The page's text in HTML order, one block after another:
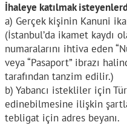
İhaleye katılmak
a) Gerçek kişinin Kanuni
(İstanbul’da ikamet kaydı
numaralarını ihtiva eden
veya “Pasaport” ibrazı
tarafından tanzim edilir.)
b) Yabancı istekliler için
edinebilmesine ilişkin
tebligat için adres beyanı.